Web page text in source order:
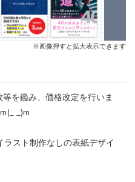
※画像押すと拡大表示できます
を鑑み、価格改定を行いま
_)m
ラスト制作なしの表紙デザイ